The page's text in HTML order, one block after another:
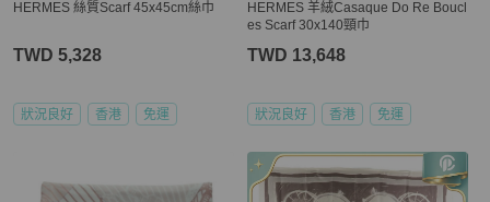
HERMES 絲質Scarf 45x45cm絲巾
TWD 5,328
狀況良好 香港 免運
HERMES 羊絨Casaque Do Re Boucl
es Scarf 30x140頸巾
TWD 13,648
狀況良好 香港 免運